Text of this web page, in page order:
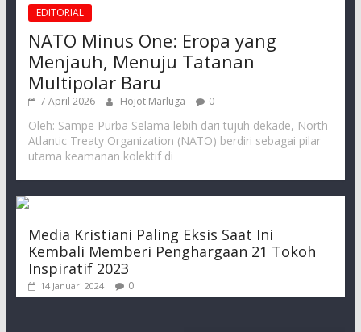
EDITORIAL
NATO Minus One: Eropa yang
Menjauh, Menuju Tatanan
Multipolar Baru
7 April 2026 Hojot Marluga 0
Oleh: Sampe Purba Selama lebih dari tujuh dekade, North
Atlantic Treaty Organization (NATO) berdiri sebagai pilar
utama keamanan kolektif di
Media Kristiani Paling Eksis Saat Ini
Kembali Memberi Penghargaan 21 Tokoh
Inspiratif 2023
14 Januari 2024 0